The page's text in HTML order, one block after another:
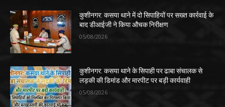
कुशीनगर: कसया थाने में दो सिपाहियों पर सख्त कार्रवाई के
बाद डीआईजी ने किया औचक निरीक्षण
05/08/2026
कुशीनगर: कसया थाने के सिपाही पर ढाबा संचालक से
लड़की की डिमांड और मारपीट पर बड़ी कार्यवाही
05/08/2026